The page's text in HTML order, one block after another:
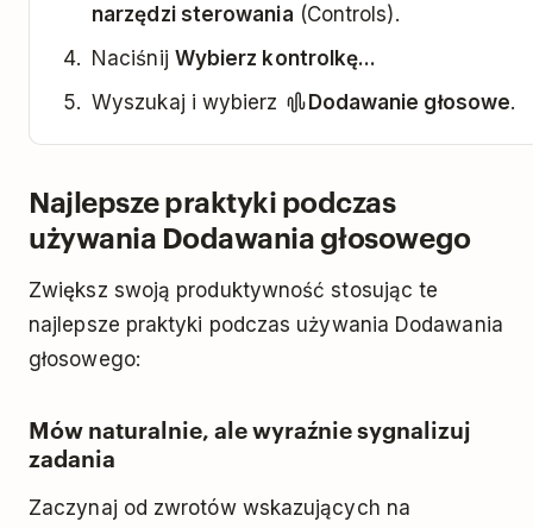
narzędzi sterowania (Controls).
Naciśnij Wybierz kontrolkę...
Wyszukaj i wybierz
Dodawanie głosowe.
Najlepsze praktyki podczas
używania Dodawania głosowego
Zwiększ swoją produktywność stosując te
najlepsze praktyki podczas używania Dodawania
głosowego:
Mów naturalnie, ale wyraźnie sygnalizuj
zadania
Zaczynaj od zwrotów wskazujących na